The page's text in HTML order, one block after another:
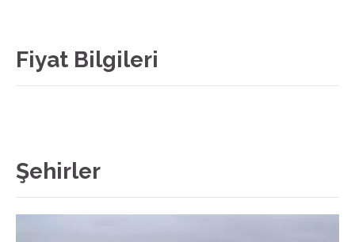
Fiyat Bilgileri
Şehirler